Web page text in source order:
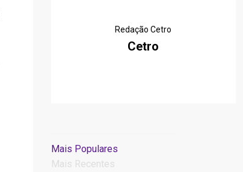
Redação Cetro
Cetro
Mais Populares
Mais Recentes